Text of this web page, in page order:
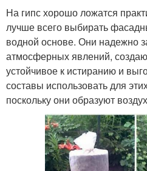
На гипс хорошо ложатся
лучше всего выбирать
водной основе. Они надежно
атмосферных явлений,
устойчивое к истиранию и
составы использовать для
поскольку они образуют